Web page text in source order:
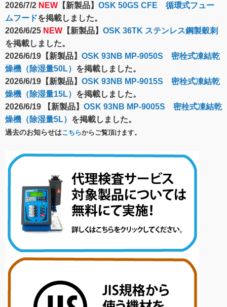
2026/7/2 NEW 【新製品】 OSK 50GS CFE 循環式フュー
ムフードを掲載しました。
2026/6/25 NEW 【新製品】 OSK 36TK ステンレス鋼製穀刺
を掲載しました。
2026/6/19【新製品】 OSK 93NB MP-9050S 密栓式凍結乾
燥機（除湿量50L） を掲載しました。
2026/6/19【新製品】 OSK 93NB MP-9015S 密栓式凍結乾
燥機（除湿量15L） を掲載しました。
2026/6/19 【新製品】 OSK 93NB MP-9005S 密栓式凍結乾
燥機（除湿量5L） を掲載しました。
過去のお知らせはこちらからご覧頂けます。